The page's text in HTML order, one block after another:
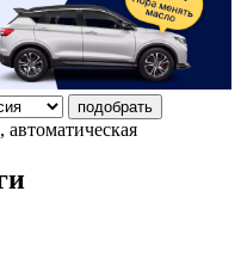
подобрать